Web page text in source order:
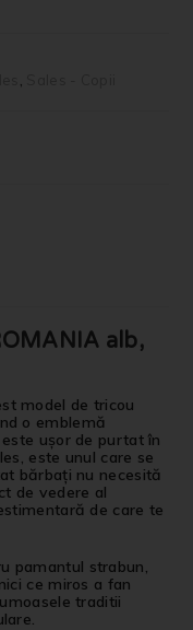
alb,
model de tricou
o emblemă
ușor de purtat în
este unul care se
bărbați nu necesită
de vedere al
de care te
pamantul strabun,
ce miros a fan
traditii